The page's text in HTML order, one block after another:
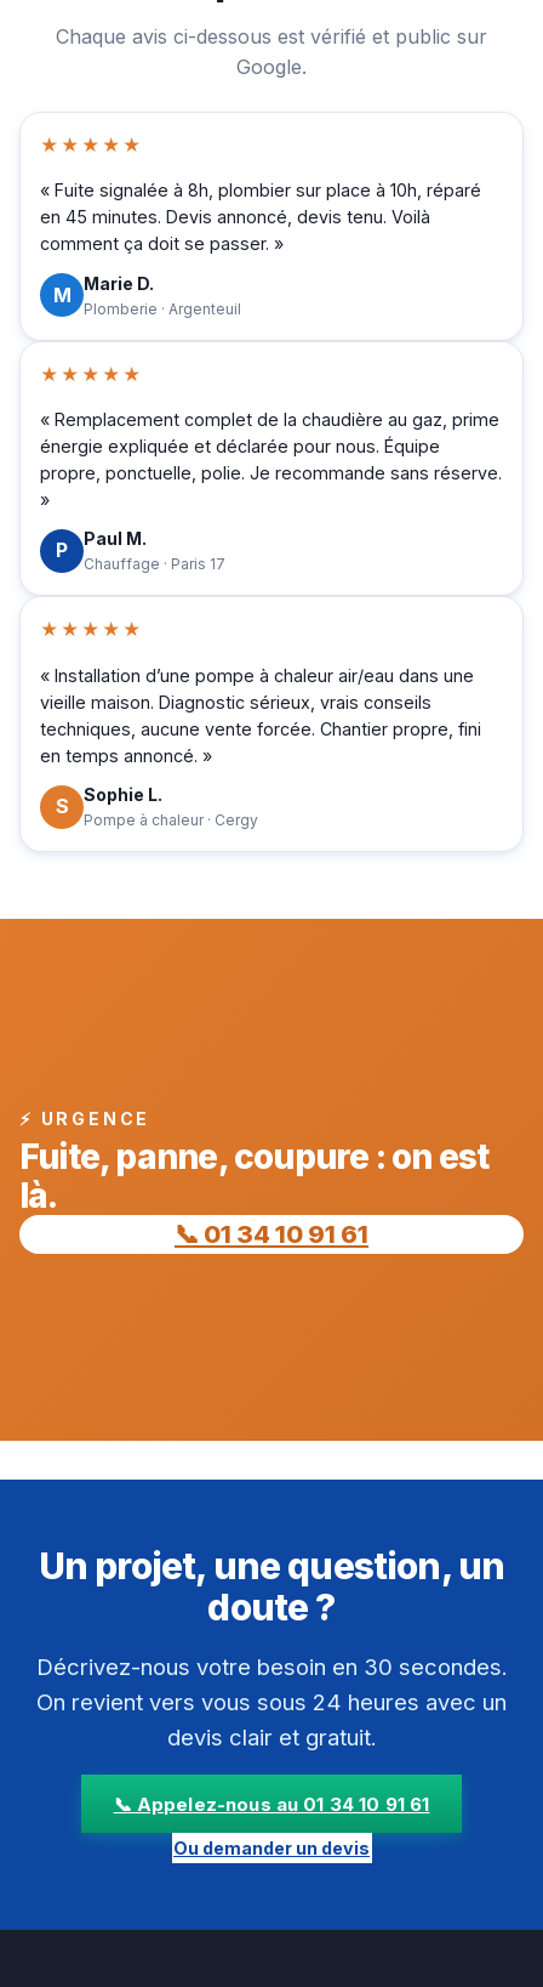
Chaque avis ci-dessous est vérifié et public sur
Google.
★★★★★
« Fuite signalée à 8h, plombier sur place à 10h, réparé
en 45 minutes. Devis annoncé, devis tenu. Voilà
comment ça doit se passer. »
M Marie D.
Plomberie · Argenteuil
★★★★★
« Remplacement complet de la chaudière au gaz, prime
énergie expliquée et déclarée pour nous. Équipe
propre, ponctuelle, polie. Je recommande sans réserve.
»
P Paul M.
Chauffage · Paris 17
★★★★★
« Installation d’une pompe à chaleur air/eau dans une
vieille maison. Diagnostic sérieux, vrais conseils
techniques, aucune vente forcée. Chantier propre, fini
en temps annoncé. »
S Sophie L.
Pompe à chaleur · Cergy
⚡ URGENCE
Fuite, panne, coupure : on est
là.
📞 01 34 10 91 61
Un projet, une question, un
doute ?
Décrivez-nous votre besoin en 30 secondes.
On revient vers vous sous 24 heures avec un
devis clair et gratuit.
📞 Appelez-nous au 01 34 10 91 61
Ou demander un devis